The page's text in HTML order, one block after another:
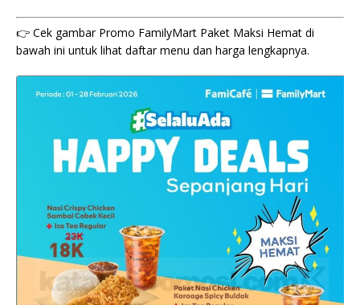
👉 Cek gambar Promo FamilyMart Paket Maksi Hemat di
bawah ini untuk lihat daftar menu dan harga lengkapnya.